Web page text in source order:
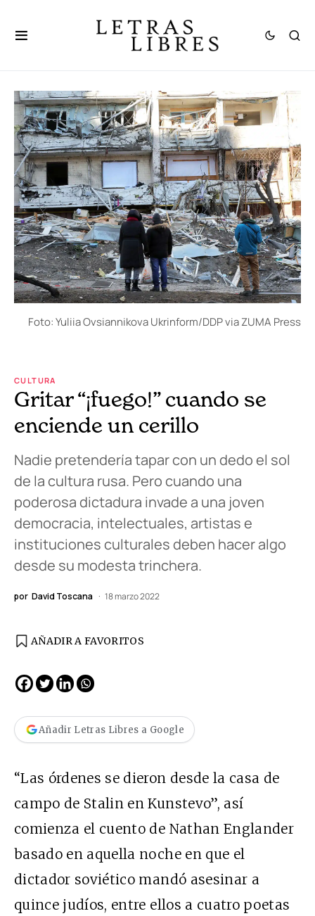
Foto: Yuliia Ovsiannikova Ukrinform/DDP via ZUMA Press
CULTURA
Gritar “¡fuego!” cuando se
enciende un cerillo
Nadie pretendería tapar con un dedo el sol
de la cultura rusa. Pero cuando una
poderosa dictadura invade a una joven
democracia, intelectuales, artistas e
instituciones culturales deben hacer algo
desde su modesta trinchera.
por David Toscana 18 marzo 2022
AÑADIR A FAVORITOS
Añadir Letras Libres a Google
“Las órdenes se dieron desde la casa de
campo de Stalin en Kunstevo”, así
comienza el cuento de Nathan Englander
basado en aquella noche en que el
dictador soviético mandó asesinar a
quince judíos, entre ellos a cuatro poetas